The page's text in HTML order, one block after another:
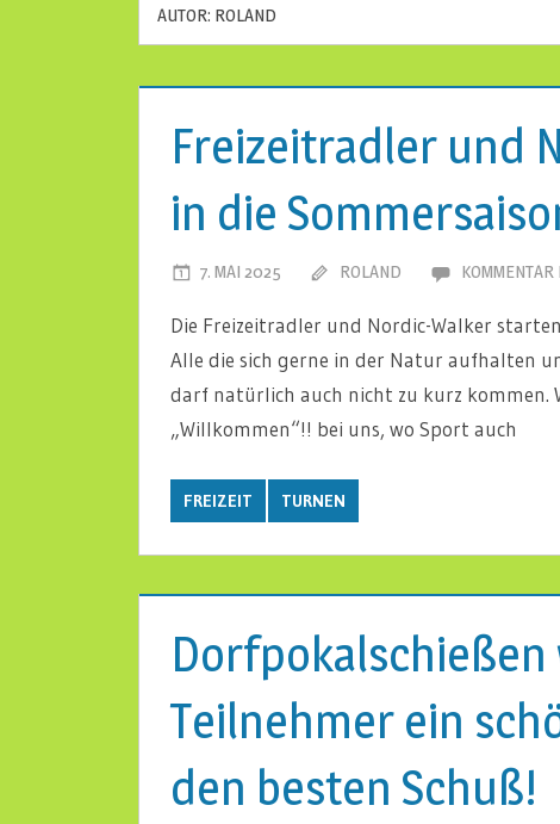
AUTOR: ROLAND
Freizeitradler und
in die
7. MAI 2025 ROLAND
Die Freizeitradler und Nordic-Walker
Alle die sich gerne in der Natur aufhalten
darf natürlich auch nicht zu kurz kommen.
„Willkommen“!! bei uns, wo Sport auch
FREIZEIT TURNEN
Teilnehmer ein
den besten Schuß!